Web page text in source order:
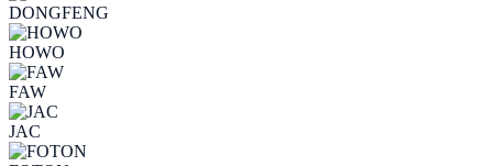
DONGFENG
HOWO
FAW
JAC